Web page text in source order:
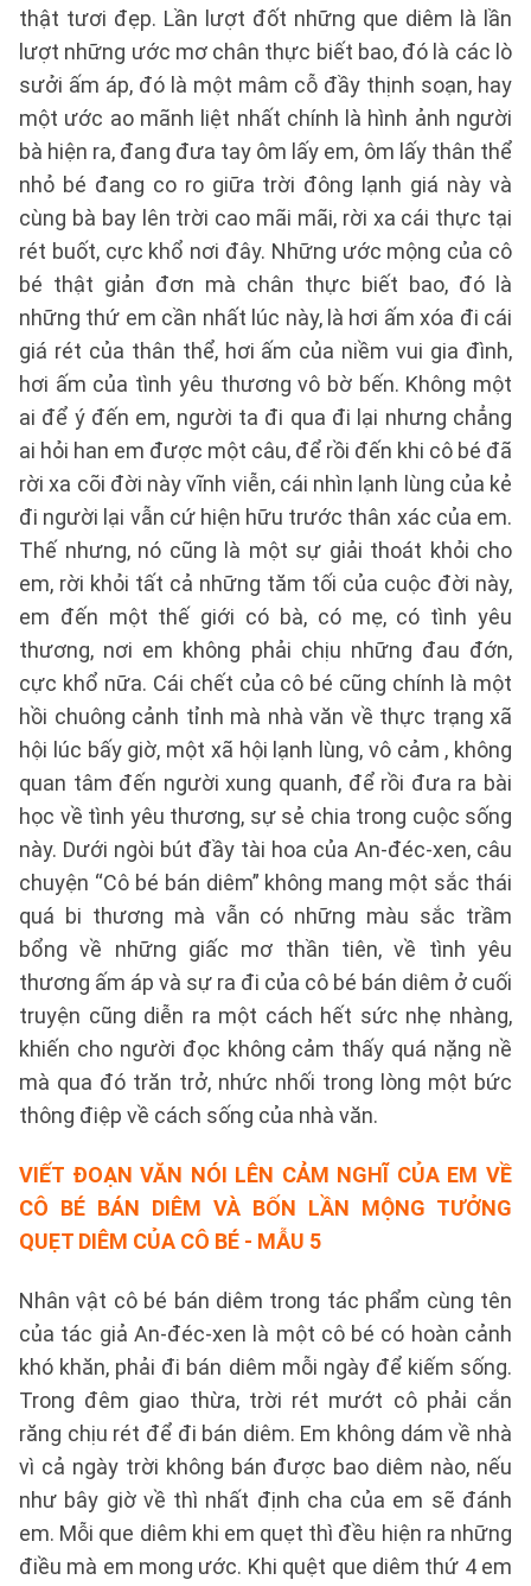
thật tươi đẹp. Lần lượt đốt những que diêm là lần
lượt những ước mơ chân thực biết bao, đó là các lò
sưởi ấm áp, đó là một mâm cỗ đầy thịnh soạn, hay
một ước ao mãnh liệt nhất chính là hình ảnh người
bà hiện ra, đang đưa tay ôm lấy em, ôm lấy thân thể
nhỏ bé đang co ro giữa trời đông lạnh giá này và
cùng bà bay lên trời cao mãi mãi, rời xa cái thực tại
rét buốt, cực khổ nơi đây. Những ước mộng của cô
bé thật giản đơn mà chân thực biết bao, đó là
những thứ em cần nhất lúc này, là hơi ấm xóa đi cái
giá rét của thân thể, hơi ấm của niềm vui gia đình,
hơi ấm của tình yêu thương vô bờ bến. Không một
ai để ý đến em, người ta đi qua đi lại nhưng chẳng
ai hỏi han em được một câu, để rồi đến khi cô bé đã
rời xa cõi đời này vĩnh viễn, cái nhìn lạnh lùng của kẻ
đi người lại vẫn cứ hiện hữu trước thân xác của em.
Thế nhưng, nó cũng là một sự giải thoát khỏi cho
em, rời khỏi tất cả những tăm tối của cuộc đời này,
em đến một thế giới có bà, có mẹ, có tình yêu
thương, nơi em không phải chịu những đau đớn,
cực khổ nữa. Cái chết của cô bé cũng chính là một
hồi chuông cảnh tỉnh mà nhà văn về thực trạng xã
hội lúc bấy giờ, một xã hội lạnh lùng, vô cảm , không
quan tâm đến người xung quanh, để rồi đưa ra bài
học về tình yêu thương, sự sẻ chia trong cuộc sống
này. Dưới ngòi bút đầy tài hoa của An-đéc-xen, câu
chuyện “Cô bé bán diêm” không mang một sắc thái
quá bi thương mà vẫn có những màu sắc trầm
bổng về những giấc mơ thần tiên, về tình yêu
thương ấm áp và sự ra đi của cô bé bán diêm ở cuối
truyện cũng diễn ra một cách hết sức nhẹ nhàng,
khiến cho người đọc không cảm thấy quá nặng nề
mà qua đó trăn trở, nhức nhối trong lòng một bức
thông điệp về cách sống của nhà văn.
VIẾT ĐOẠN VĂN NÓI LÊN CẢM NGHĨ CỦA EM VỀ
CÔ BÉ BÁN DIÊM VÀ BỐN LẦN MỘNG TƯỞNG
QUẸT DIÊM CỦA CÔ BÉ - MẪU 5
Nhân vật cô bé bán diêm trong tác phẩm cùng tên
của tác giả An-đéc-xen là một cô bé có hoàn cảnh
khó khăn, phải đi bán diêm mỗi ngày để kiếm sống.
Trong đêm giao thừa, trời rét mướt cô phải cắn
răng chịu rét để đi bán diêm. Em không dám về nhà
vì cả ngày trời không bán được bao diêm nào, nếu
như bây giờ về thì nhất định cha của em sẽ đánh
em. Mỗi que diêm khi em quẹt thì đều hiện ra những
điều mà em mong ước. Khi quệt que diêm thứ 4 em